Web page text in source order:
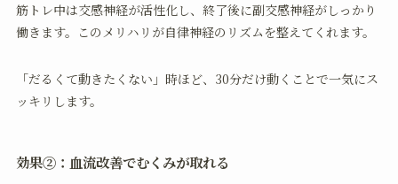
筋トレ中は交感神経が活性化し、終了後に副交感神経がしっかり
働きます。このメリハリが自律神経のリズムを整えてくれます。
「だるくて動きたくない」時ほど、30分だけ動くことで一気にス
ッキリします。
効果②：血流改善でむくみが取れる